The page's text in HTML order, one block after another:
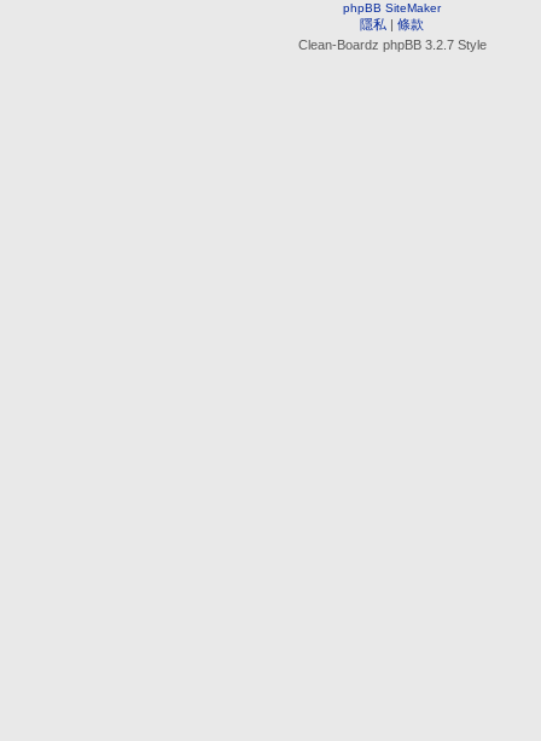
phpBB SiteMaker
隱私 | 條款
Clean-Boardz phpBB 3.2.7 Style